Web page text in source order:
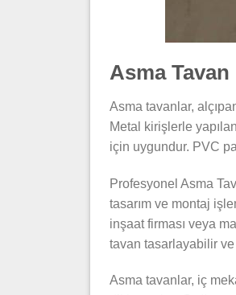
Asma
Asma tavanlar,
Metal kirişlerle
için uygundur. PVC
Profesyonel Asma
tasarım ve montaj
inşaat firması veya
tavan tasarlayabilir
Asma tavanlar, iç